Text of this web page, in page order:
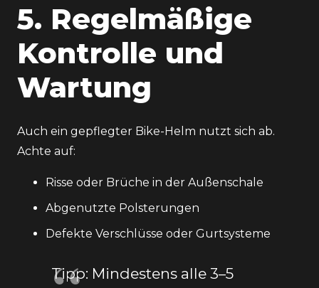
5. Regelmäßige
Kontrolle und
Wartung
Auch ein gepflegter Bike-Helm nutzt sich ab.
Achte auf:
Risse oder Brüche in der Außenschale
Abgenutzte Polsterungen
Defekte Verschlüsse oder Gurtsysteme
Tipp: Mindestens alle 3–5